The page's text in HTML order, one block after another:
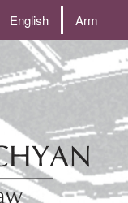
English Arm